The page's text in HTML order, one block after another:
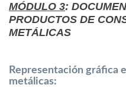
MÓDULO 3:
PRODUCTOS DE
METÁLICAS
Representación gráfica
metálicas: